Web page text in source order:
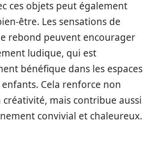
ces objets peut également
être. Les sensations de
rebond peuvent encourager
ludique, qui est
bénéfique dans les espaces
Cela renforce non
créativité, mais contribue aussi
convivial et chaleureux.